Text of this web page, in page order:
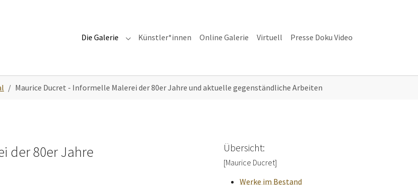
Die Galerie Submenu for "Die Galerie"
Künstler*innen Online Galerie Virtuell Presse Doku Video
Maurice Ducret - Informelle Malerei der 80er Jahre und aktuelle gegenständliche Arbeiten
der 80er Jahre Übersicht:
[Maurice Ducret]
Werke im Bestand